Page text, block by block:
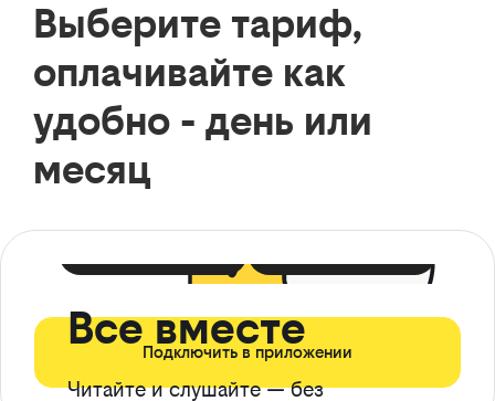
Выберите тариф,
оплачивайте как
удобно - день или
месяц
Все вместе
Читайте и слушайте — без
Подключить в приложении